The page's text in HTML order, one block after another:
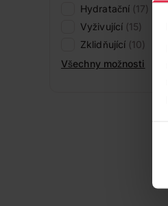
Hydratační (17)
Vyživující (15)
Zklidňující (10)
Všechny možnosti